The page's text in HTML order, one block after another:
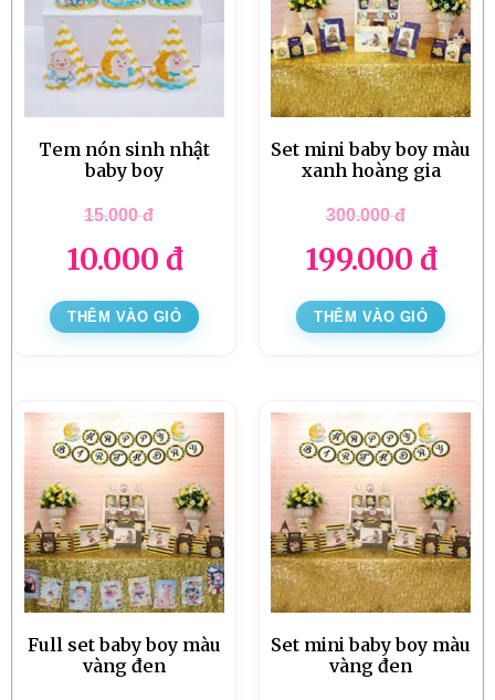
Tem nón sinh nhật
baby boy
15.000đ
10.000 đ
THÊM VÀO GIỎ
Set mini baby boy màu
xanh hoàng gia
300.000đ
199.000 đ
THÊM VÀO GIỎ
Full set baby boy màu
vàng đen
Set mini baby boy màu
vàng đen